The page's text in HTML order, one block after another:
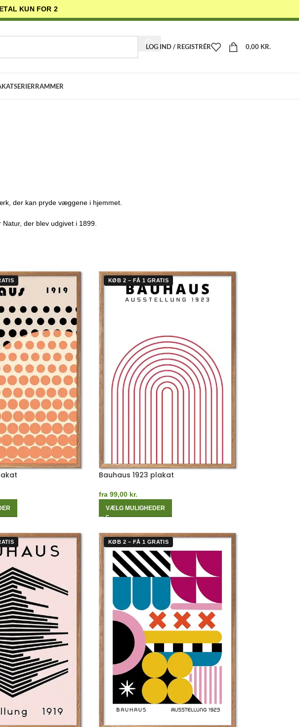
KUN FOR 2
★ 4,5/5 PÅ TRUSTPILOT
LOG IND / REGISTRÉR 0,00 KR.
RAMMER
der kan pryde væggene i hjemmet.
der blev udgivet i 1899.
KØB 2 – FÅ 1 GRATIS
Bauhaus 1923 plakat
fra 99,00 kr.
VÆLG MULIGHEDER
KØB 2 – FÅ 1 GRATIS